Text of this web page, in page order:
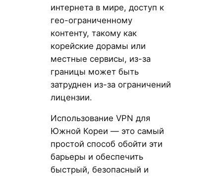
интернета в мире, доступ к
гео-ограниченному
контенту, такому как
корейские дорамы или
местные сервисы, из-за
границы может быть
затруднен из-за ограничений
лицензии.
Использование VPN для
Южной Кореи — это самый
простой способ обойти эти
барьеры и обеспечить
быстрый, безопасный и